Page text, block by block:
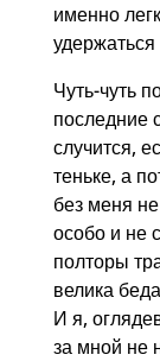
именно
Чуть-чуть
последние
случится,
теньке, а
без меня
особо и не
полторы
велика
И я,
за мной не